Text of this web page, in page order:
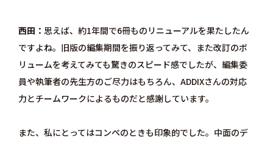
西田
思えば、約1年間で6冊ものリニューアルを果たしたん
ですよね。旧版の編集期間を振り返ってみて、また改訂のボ
リュームを考えてみても驚きのスピード感でしたが、編集委
員や執筆者の先生方のご尽力はもちろん、ADDIXさんの対応
力とチームワークによるものだと感謝しています。
また、私にとってはコンペのときも印象的でした。中面のデ